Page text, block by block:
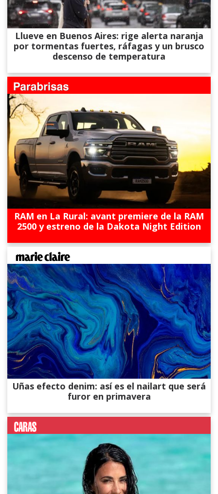
Llueve en Buenos Aires: rige alerta naranja
por tormentas fuertes, ráfagas y un brusco
descenso de temperatura
RAM en La Rural: avant premiere de la RAM
2500 y estreno de la Dakota Night Edition
Uñas efecto denim: así es el nailart que será
furor en primavera